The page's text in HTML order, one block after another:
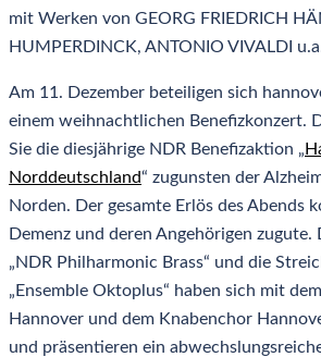
mit Werken von GEORG FRIEDRICH
HUMPERDINCK, ANTONIO VIVALDI
Am 11. Dezember beteiligen sich
einem weihnachtlichen Benefizkonzert.
Sie die diesjährige NDR Benefizaktion „
Norddeutschland“ zugunsten der
Norden. Der gesamte Erlös des Abends
Demenz und deren Angehörigen zugute.
„NDR Philharmonic Brass“ und die
„Ensemble Oktoplus“ haben sich mit
Hannover und dem Knabenchor
und präsentieren ein